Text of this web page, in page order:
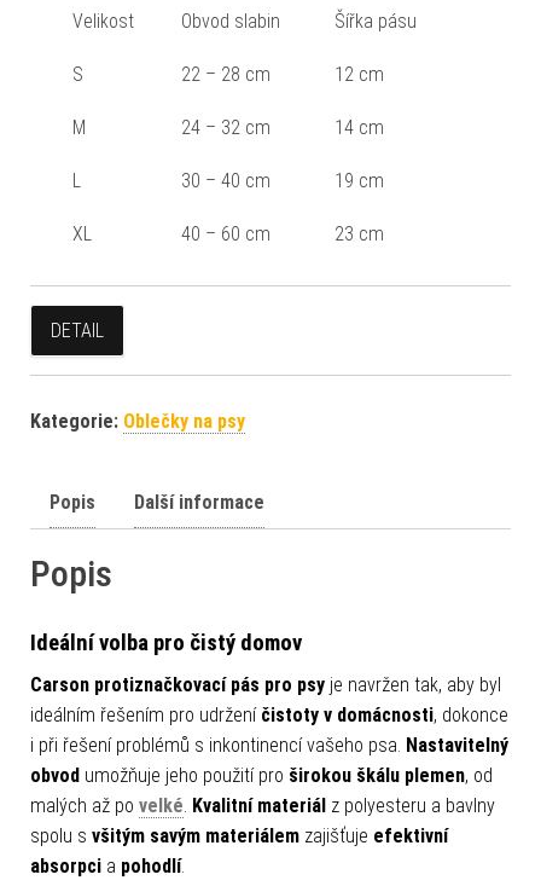
Velikost Obvod slabin Šířka pásu
S 22 – 28 cm 12 cm
M 24 – 32 cm 14 cm
L 30 – 40 cm 19 cm
XL 40 – 60 cm 23 cm
DETAIL
Kategorie: Oblečky na psy
Popis Další informace
Popis
Ideální volba pro čistý domov
Carson protiznačkovací pás pro psy je navržen tak, aby byl
ideálním řešením pro udržení čistoty v domácnosti, dokonce
i při řešení problémů s inkontinencí vašeho psa. Nastavitelný
obvod umožňuje jeho použití pro širokou škálu plemen, od
malých až po velké. Kvalitní materiál z polyesteru a bavlny
spolu s všitým savým materiálem zajišťuje efektivní
absorpci a pohodlí.